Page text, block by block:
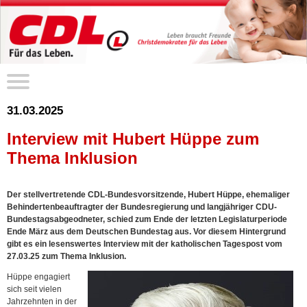
31.03.2025
Interview mit Hubert Hüppe zum
Thema Inklusion
Der stellvertretende CDL-Bundesvorsitzende, Hubert Hüppe, ehemaliger
Behindertenbeauftragter der Bundesregierung und langjähriger CDU-
Bundestagsabgeodneter, schied zum Ende der letzten Legislaturperiode
Ende März aus dem Deutschen Bundestag aus. Vor diesem Hintergrund
gibt es ein lesenswertes Interview mit der katholischen Tagespost vom
27.03.25 zum Thema Inklusion.
Hüppe engagiert
sich seit vielen
Jahrzehnten in der